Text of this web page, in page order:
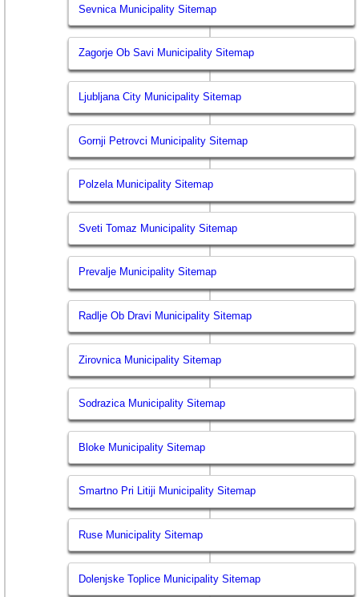
Sevnica Municipality Sitemap
Zagorje Ob Savi Municipality Sitemap
Ljubljana City Municipality Sitemap
Gornji Petrovci Municipality Sitemap
Polzela Municipality Sitemap
Sveti Tomaz Municipality Sitemap
Prevalje Municipality Sitemap
Radlje Ob Dravi Municipality Sitemap
Zirovnica Municipality Sitemap
Sodrazica Municipality Sitemap
Bloke Municipality Sitemap
Smartno Pri Litiji Municipality Sitemap
Ruse Municipality Sitemap
Dolenjske Toplice Municipality Sitemap